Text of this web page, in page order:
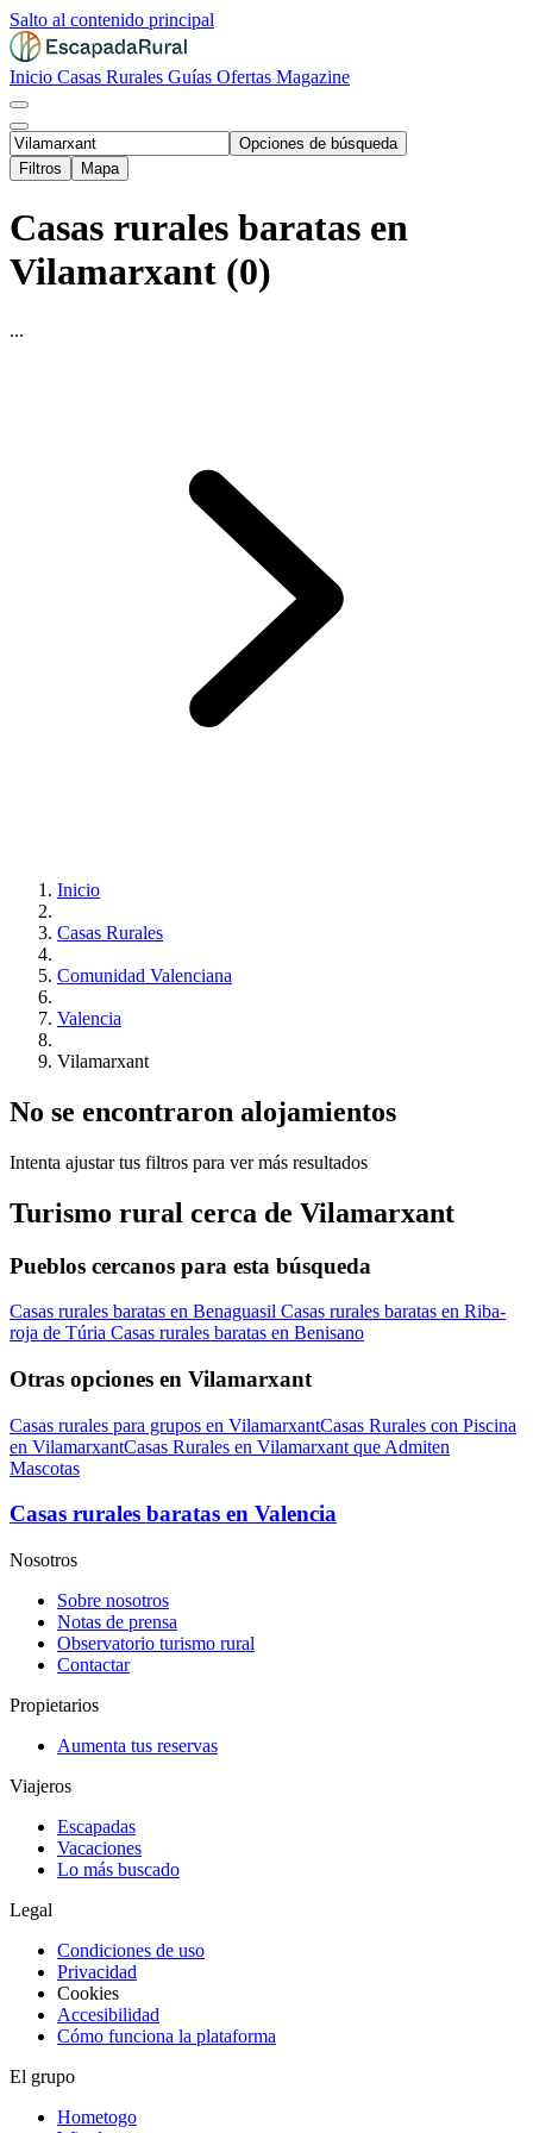
Salto al contenido principal
Inicio Casas Rurales Guías Ofertas Magazine
Opciones de búsqueda
Filtros
Mapa
Casas rurales baratas en
Vilamarxant (0)
...
Inicio
Casas Rurales
Comunidad Valenciana
Valencia
Vilamarxant
No se encontraron alojamientos
Intenta ajustar tus filtros para ver más resultados
Turismo rural cerca de Vilamarxant
Pueblos cercanos para esta búsqueda
Casas rurales baratas en Benaguasil Casas rurales baratas en Riba-
roja de Túria Casas rurales baratas en Benisano
Otras opciones en Vilamarxant
Casas rurales para grupos en VilamarxantCasas Rurales con Piscina
en VilamarxantCasas Rurales en Vilamarxant que Admiten
Mascotas
Casas rurales baratas en Valencia
Nosotros
Sobre nosotros
Notas de prensa
Observatorio turismo rural
Contactar
Propietarios
Aumenta tus reservas
Viajeros
Escapadas
Vacaciones
Lo más buscado
Legal
Condiciones de uso
Privacidad
Cookies
Accesibilidad
Cómo funciona la plataforma
El grupo
Hometogo